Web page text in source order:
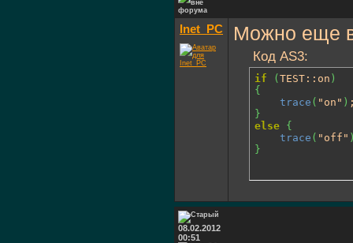
Inet_PC Можно еще
Код AS3:
if ( TEST::on )
{
trace ( "on" )
}
else {
trace ( "off"
}
08.02.2012
00:51